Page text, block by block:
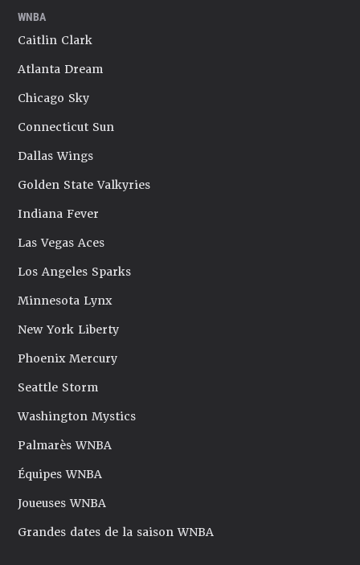
WNBA
Caitlin Clark
Atlanta Dream
Chicago Sky
Connecticut Sun
Dallas Wings
Golden State Valkyries
Indiana Fever
Las Vegas Aces
Los Angeles Sparks
Minnesota Lynx
New York Liberty
Phoenix Mercury
Seattle Storm
Washington Mystics
Palmarès WNBA
Équipes WNBA
Joueuses WNBA
Grandes dates de la saison WNBA